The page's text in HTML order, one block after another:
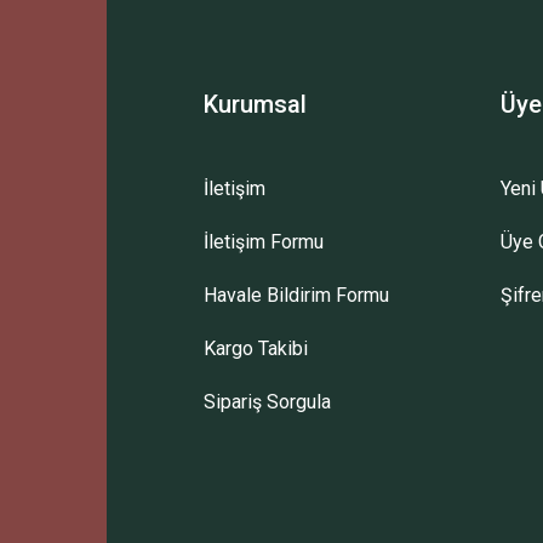
Gönder
Kurumsal
İletişim
İletişim Formu
Havale Bildirim Formu
Kargo Takibi
Sipariş Sorgula
Yeni
Üye